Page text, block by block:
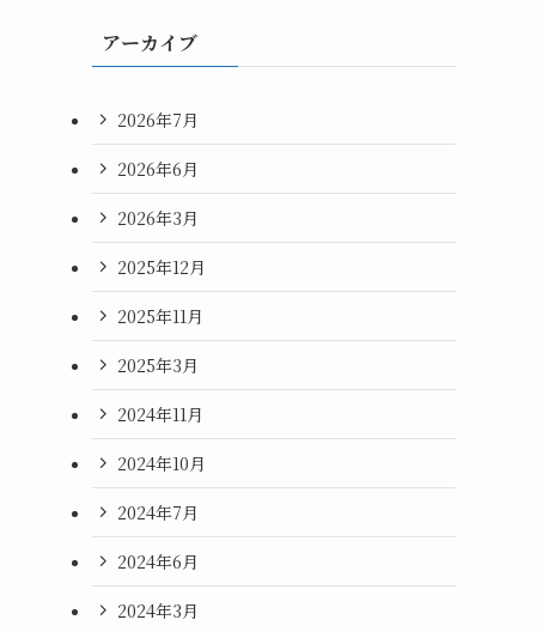
アーカイブ
2026年7月
2026年6月
2026年3月
2025年12月
2025年11月
2025年3月
2024年11月
2024年10月
2024年7月
2024年6月
2024年3月